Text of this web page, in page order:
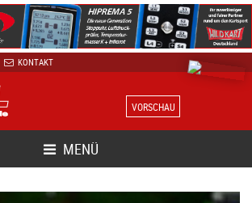
KONTAKT
VORSCHAU
MENÜ